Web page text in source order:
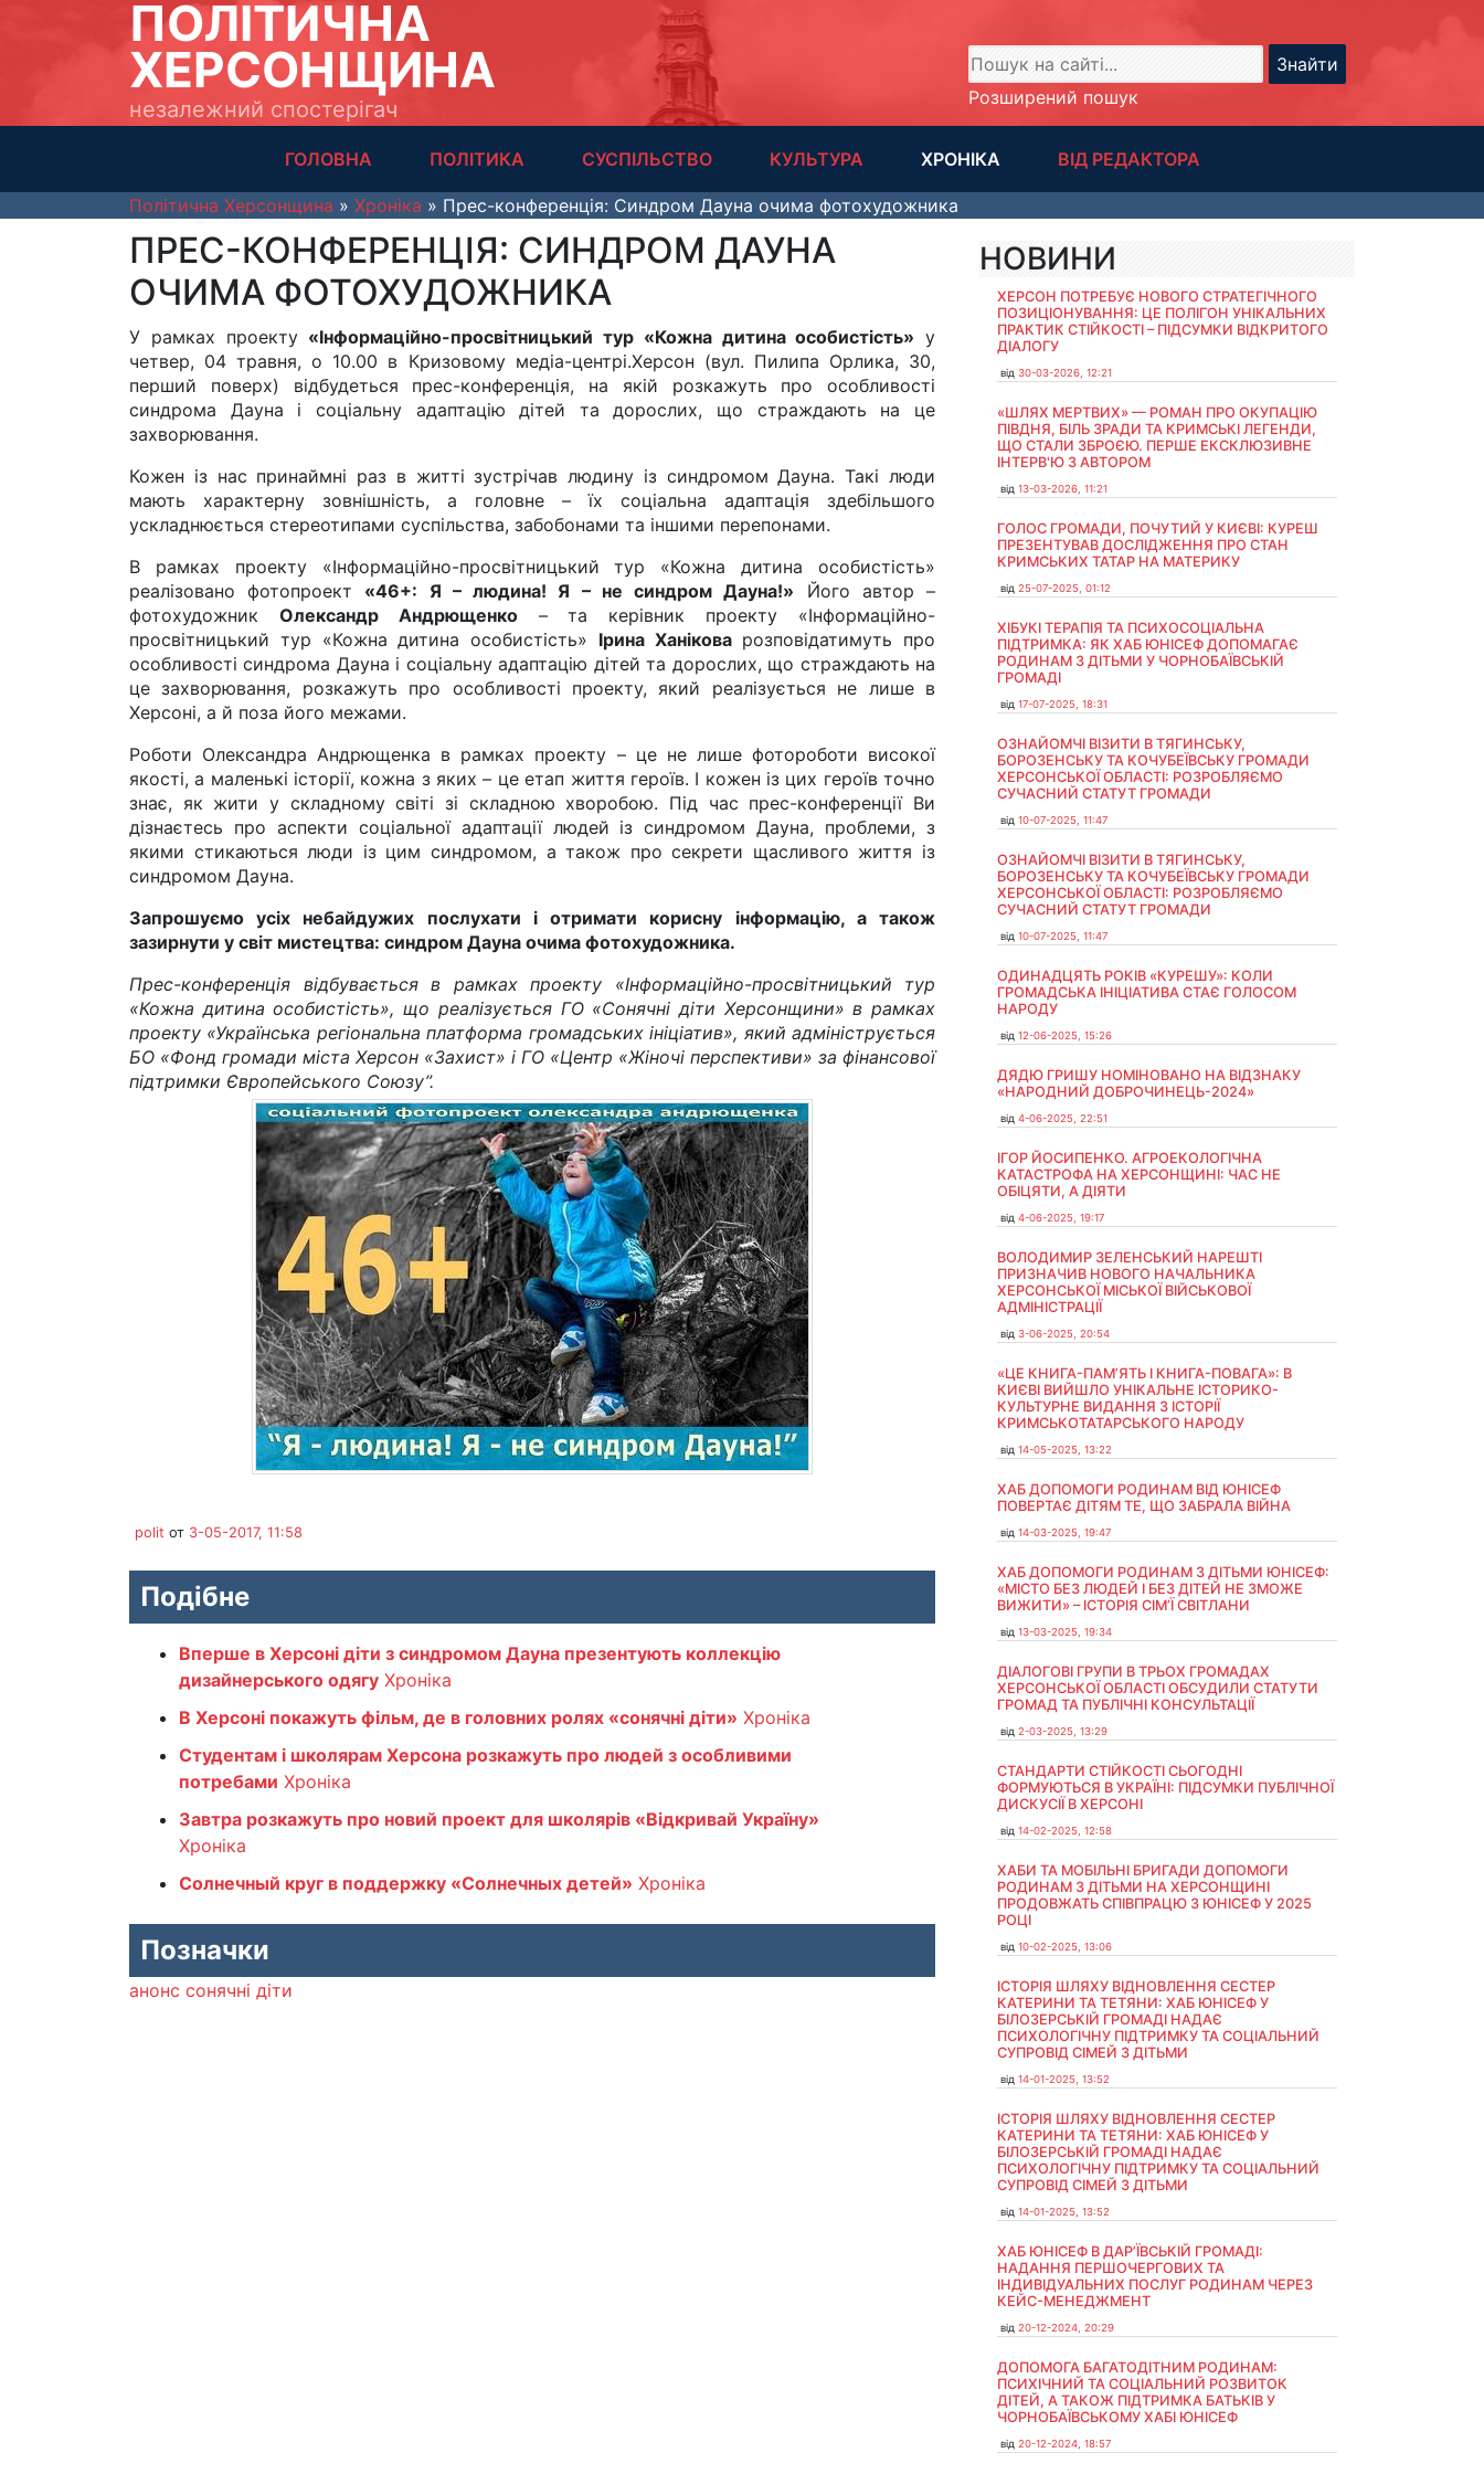
ПОЛІТИЧНА
ХЕРСОНЩИНА
незалежний спостерігач
Знайти
Розширений пошук
ГОЛОВНА ПОЛІТИКА СУСПІЛЬСТВО КУЛЬТУРА ХРОНІКА ВІД РЕДАКТОРА
Політична Херсонщина » Хроніка » Прес-конференція: Синдром Дауна очима фотохудожника
ПРЕС-КОНФЕРЕНЦІЯ: СИНДРОМ ДАУНА
ОЧИМА ФОТОХУДОЖНИКА
У рамках проекту «Інформаційно-просвітницький тур «Кожна дитина особистість» у
четвер, 04 травня, о 10.00 в Кризовому медіа-центрі.Херсон (вул. Пилипа Орлика, 30,
перший поверх) відбудеться прес-конференція, на якій розкажуть про особливості
синдрома Дауна і соціальну адаптацію дітей та дорослих, що страждають на це
захворювання.
Кожен із нас принаймні раз в житті зустрічав людину із синдромом Дауна. Такі люди
мають характерну зовнішність, а головне – їх соціальна адаптація здебільшого
ускладнюється стереотипами суспільства, забобонами та іншими перепонами.
В рамках проекту «Інформаційно-просвітницький тур «Кожна дитина особистість»
реалізовано фотопроект «46+: Я – людина! Я – не синдром Дауна!» Його автор –
фотохудожник Олександр Андрющенко– та керівник проекту «Інформаційно-
просвітницький тур «Кожна дитина особистість» Ірина Ханіковарозповідатимуть про
особливості синдрома Дауна і соціальну адаптацію дітей та дорослих, що страждають на
це захворювання, розкажуть про особливості проекту, який реалізується не лише в
Херсоні, а й поза його межами.
Роботи Олександра Андрющенка в рамках проекту – це не лише фотороботи високої
якості, а маленькі історії, кожна з яких – це етап життя героїв. І кожен із цих героїв точно
знає, як жити у складному світі зі складною хворобою. Під час прес-конференції Ви
дізнаєтесь про аспекти соціальної адаптації людей із синдромом Дауна, проблеми, з
якими стикаються люди із цим синдромом, а також про секрети щасливого життя із
синдромом Дауна.
Запрошуємо усіх небайдужих послухати і отримати корисну інформацію, а також
зазирнути у світ мистецтва: синдром Дауна очима фотохудожника.
Прес-конференція відбувається в рамках проекту «Інформаційно-просвітницький тур
«Кожна дитина особистість», що реалізується ГО «Сонячні діти Херсонщини» в рамках
проекту «Українська регіональна платформа громадських ініціатив», який адмініструється
БО «Фонд громади міста Херсон «Захист» і ГО «Центр «Жіночі перспективи» за фінансової
підтримки Європейського Союзу”.
polit от 3-05-2017, 11:58
Подібне
Вперше в Херсоні діти з синдромом Дауна презентують коллекцію
дизайнерського одягу Хроніка
В Херсоні покажуть фільм, де в головних ролях «сонячні діти» Хроніка
Студентам і школярам Херсона розкажуть про людей з особливими
потребами Хроніка
Завтра розкажуть про новий проект для школярів «Відкривай Україну»
Хроніка
Солнечный круг в поддержку «Солнечных детей» Хроніка
Позначки
анонс сонячні діти
НОВИНИ
ХЕРСОН ПОТРЕБУЄ НОВОГО СТРАТЕГІЧНОГО
ПОЗИЦІОНУВАННЯ: ЦЕ ПОЛІГОН УНІКАЛЬНИХ
ПРАКТИК СТІЙКОСТІ – ПІДСУМКИ ВІДКРИТОГО
ДІАЛОГУ
від 30-03-2026, 12:21
«ШЛЯХ МЕРТВИХ» — РОМАН ПРО ОКУПАЦІЮ
ПІВДНЯ, БІЛЬ ЗРАДИ ТА КРИМСЬКІ ЛЕГЕНДИ,
ЩО СТАЛИ ЗБРОЄЮ. ПЕРШЕ ЕКСКЛЮЗИВНЕ
ІНТЕРВ'Ю З АВТОРОМ
від 13-03-2026, 11:21
ГОЛОС ГРОМАДИ, ПОЧУТИЙ У КИЄВІ: КУРЕШ
ПРЕЗЕНТУВАВ ДОСЛІДЖЕННЯ ПРО СТАН
КРИМСЬКИХ ТАТАР НА МАТЕРИКУ
від 25-07-2025, 01:12
ХІБУКІ ТЕРАПІЯ ТА ПСИХОСОЦІАЛЬНА
ПІДТРИМКА: ЯК ХАБ ЮНІСЕФ ДОПОМАГАЄ
РОДИНАМ З ДІТЬМИ У ЧОРНОБАЇВСЬКІЙ
ГРОМАДІ
від 17-07-2025, 18:31
ОЗНАЙОМЧІ ВІЗИТИ В ТЯГИНСЬКУ,
БОРОЗЕНСЬКУ ТА КОЧУБЕЇВСЬКУ ГРОМАДИ
ХЕРСОНСЬКОЇ ОБЛАСТІ: РОЗРОБЛЯЄМО
СУЧАСНИЙ СТАТУТ ГРОМАДИ
від 10-07-2025, 11:47
ОЗНАЙОМЧІ ВІЗИТИ В ТЯГИНСЬКУ,
БОРОЗЕНСЬКУ ТА КОЧУБЕЇВСЬКУ ГРОМАДИ
ХЕРСОНСЬКОЇ ОБЛАСТІ: РОЗРОБЛЯЄМО
СУЧАСНИЙ СТАТУТ ГРОМАДИ
від 10-07-2025, 11:47
ОДИНАДЦЯТЬ РОКІВ «КУРЕШУ»: КОЛИ
ГРОМАДСЬКА ІНІЦІАТИВА СТАЄ ГОЛОСОМ
НАРОДУ
від 12-06-2025, 15:26
ДЯДЮ ГРИШУ НОМІНОВАНО НА ВІДЗНАКУ
«НАРОДНИЙ ДОБРОЧИНЕЦЬ-2024»
від 4-06-2025, 22:51
ІГОР ЙОСИПЕНКО. АГРОЕКОЛОГІЧНА
КАТАСТРОФА НА ХЕРСОНЩИНІ: ЧАС НЕ
ОБІЦЯТИ, А ДІЯТИ
від 4-06-2025, 19:17
ВОЛОДИМИР ЗЕЛЕНСЬКИЙ НАРЕШТІ
ПРИЗНАЧИВ НОВОГО НАЧАЛЬНИКА
ХЕРСОНСЬКОЇ МІСЬКОЇ ВІЙСЬКОВОЇ
АДМІНІСТРАЦІЇ
від 3-06-2025, 20:54
«ЦЕ КНИГА-ПАМ’ЯТЬ І КНИГА-ПОВАГА»: В
КИЄВІ ВИЙШЛО УНІКАЛЬНЕ ІСТОРИКО-
КУЛЬТУРНЕ ВИДАННЯ З ІСТОРІЇ
КРИМСЬКОТАТАРСЬКОГО НАРОДУ
від 14-05-2025, 13:22
ХАБ ДОПОМОГИ РОДИНАМ ВІД ЮНІСЕФ
ПОВЕРТАЄ ДІТЯМ ТЕ, ЩО ЗАБРАЛА ВІЙНА
від 14-03-2025, 19:47
ХАБ ДОПОМОГИ РОДИНАМ З ДІТЬМИ ЮНІСЕФ:
«МІСТО БЕЗ ЛЮДЕЙ І БЕЗ ДІТЕЙ НЕ ЗМОЖЕ
ВИЖИТИ» – ІСТОРІЯ СІМʼЇ СВІТЛАНИ
від 13-03-2025, 19:34
ДІАЛОГОВІ ГРУПИ В ТРЬОХ ГРОМАДАХ
ХЕРСОНСЬКОЇ ОБЛАСТІ ОБСУДИЛИ СТАТУТИ
ГРОМАД ТА ПУБЛІЧНІ КОНСУЛЬТАЦІЇ
від 2-03-2025, 13:29
СТАНДАРТИ СТІЙКОСТІ СЬОГОДНІ
ФОРМУЮТЬСЯ В УКРАЇНІ: ПІДСУМКИ ПУБЛІЧНОЇ
ДИСКУСІЇ В ХЕРСОНІ
від 14-02-2025, 12:58
ХАБИ ТА МОБІЛЬНІ БРИГАДИ ДОПОМОГИ
РОДИНАМ З ДІТЬМИ НА ХЕРСОНЩИНІ
ПРОДОВЖАТЬ СПІВПРАЦЮ З ЮНІСЕФ У 2025
РОЦІ
від 10-02-2025, 13:06
ІСТОРІЯ ШЛЯХУ ВІДНОВЛЕННЯ СЕСТЕР
КАТЕРИНИ ТА ТЕТЯНИ: ХАБ ЮНІСЕФ У
БІЛОЗЕРСЬКІЙ ГРОМАДІ НАДАЄ
ПСИХОЛОГІЧНУ ПІДТРИМКУ ТА СОЦІАЛЬНИЙ
СУПРОВІД СІМЕЙ З ДІТЬМИ
від 14-01-2025, 13:52
ІСТОРІЯ ШЛЯХУ ВІДНОВЛЕННЯ СЕСТЕР
КАТЕРИНИ ТА ТЕТЯНИ: ХАБ ЮНІСЕФ У
БІЛОЗЕРСЬКІЙ ГРОМАДІ НАДАЄ
ПСИХОЛОГІЧНУ ПІДТРИМКУ ТА СОЦІАЛЬНИЙ
СУПРОВІД СІМЕЙ З ДІТЬМИ
від 14-01-2025, 13:52
ХАБ ЮНІСЕФ В ДАР’ЇВСЬКІЙ ГРОМАДІ:
НАДАННЯ ПЕРШОЧЕРГОВИХ ТА
ІНДИВІДУАЛЬНИХ ПОСЛУГ РОДИНАМ ЧЕРЕЗ
КЕЙС-МЕНЕДЖМЕНТ
від 20-12-2024, 20:29
ДОПОМОГА БАГАТОДІТНИМ РОДИНАМ:
ПСИХІЧНИЙ ТА СОЦІАЛЬНИЙ РОЗВИТОК
ДІТЕЙ, А ТАКОЖ ПІДТРИМКА БАТЬКІВ У
ЧОРНОБАЇВСЬКОМУ ХАБІ ЮНІСЕФ
від 20-12-2024, 18:57